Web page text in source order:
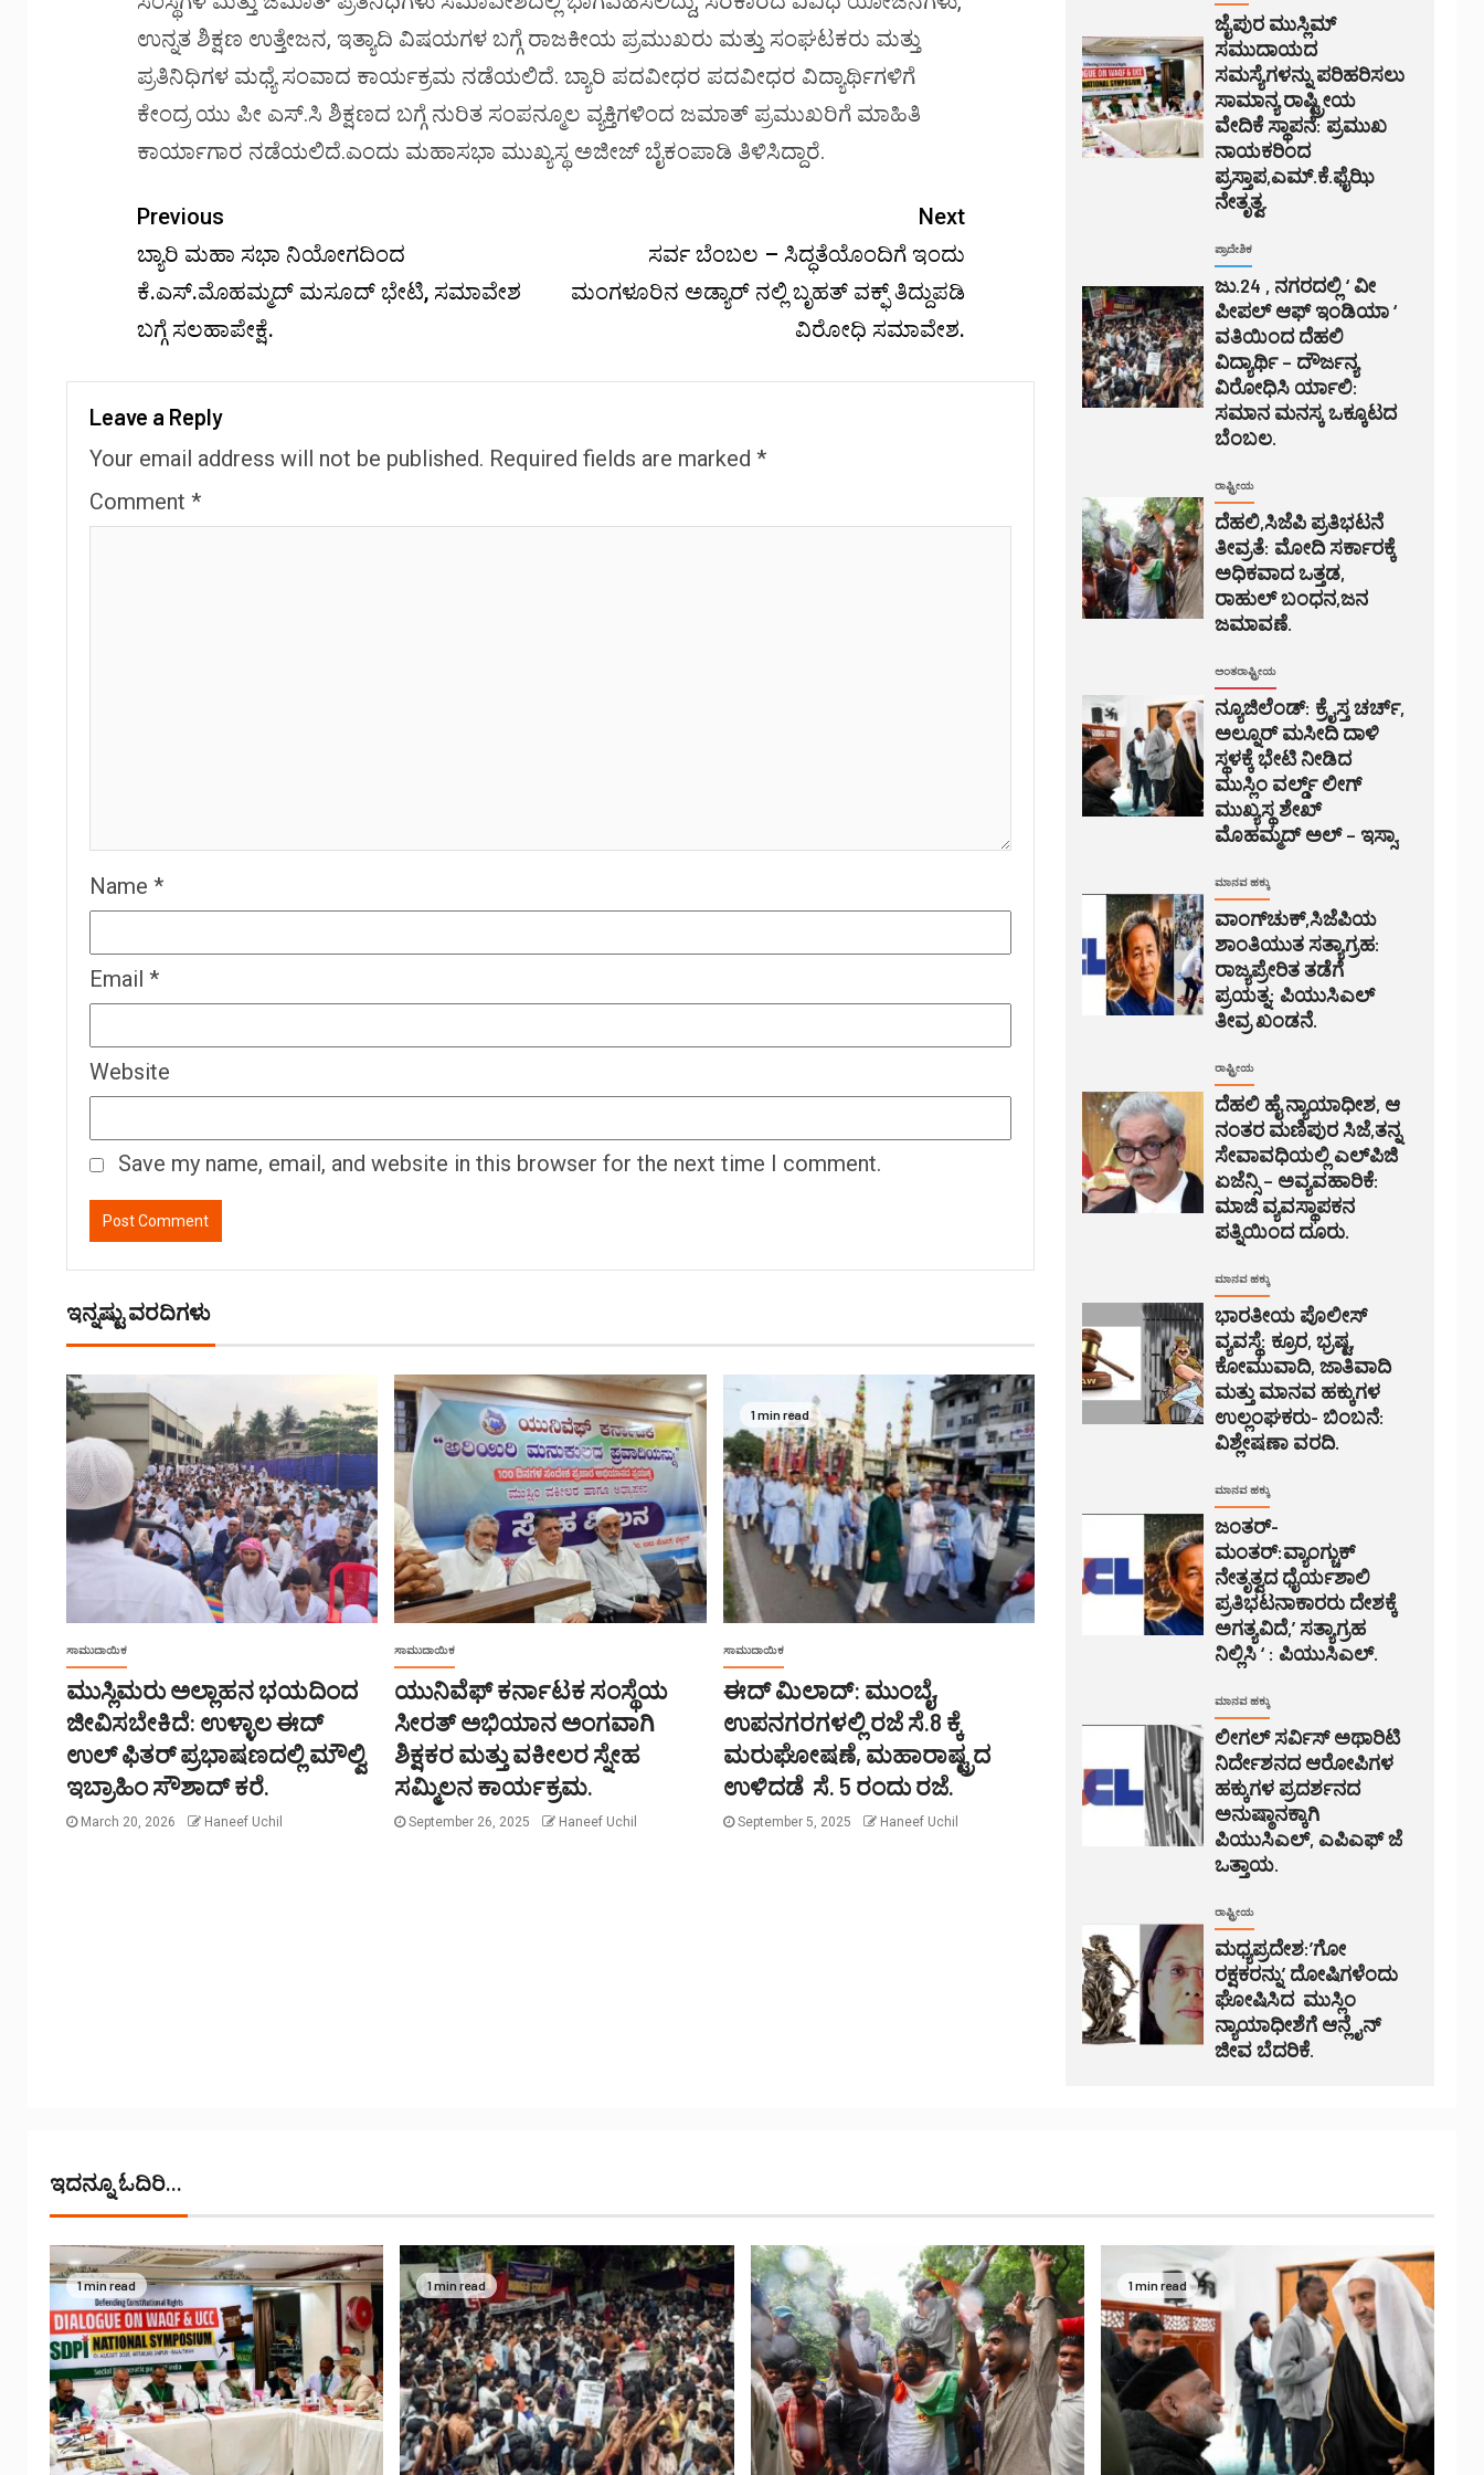
ಉನ್ನತ ಶಿಕ್ಷಣ ಉತ್ತೇಜನ, ಇತ್ಯಾದಿ ವಿಷಯಗಳ ಬಗ್ಗೆ ರಾಜಕೀಯ ಪ್ರಮುಖರು ಮತ್ತು ಸಂಘಟಕರು ಮತ್ತು
ಪ್ರತಿನಿಧಿಗಳ ಮಧ್ಯೆ ಸಂವಾದ ಕಾರ್ಯಕ್ರಮ ನಡೆಯಲಿದೆ. ಬ್ಯಾರಿ ಪದವೀಧರ ಪದವೀಧರ ವಿದ್ಯಾರ್ಥಿಗಳಿಗೆ
ಕೇಂದ್ರ ಯು ಪೀ ಎಸ್.ಸಿ ಶಿಕ್ಷಣದ ಬಗ್ಗೆ ನುರಿತ ಸಂಪನ್ಮೂಲ ವ್ಯಕ್ತಿಗಳಿಂದ ಜಮಾತ್ ಪ್ರಮುಖರಿಗೆ ಮಾಹಿತಿ
ಕಾರ್ಯಾಗಾರ ನಡೆಯಲಿದೆ.ಎಂದು ಮಹಾಸಭಾ ಮುಖ್ಯಸ್ಥ ಅಜೀಜ್ ಬೈಕಂಪಾಡಿ ತಿಳಿಸಿದ್ದಾರೆ.
Previous
ಬ್ಯಾರಿ ಮಹಾ ಸಭಾ ನಿಯೋಗದಿಂದ
ಕೆ.ಎಸ್.ಮೊಹಮ್ಮದ್ ಮಸೂದ್ ಭೇಟಿ, ಸಮಾವೇಶ
ಬಗ್ಗೆ ಸಲಹಾಪೇಕ್ಷೆ.
Next
ಸರ್ವ ಬೆಂಬಲ – ಸಿದ್ಧತೆಯೊಂದಿಗೆ ಇಂದು
ಮಂಗಳೂರಿನ ಅಡ್ಯಾರ್ ನಲ್ಲಿ ಬೃಹತ್ ವಕ್ಫ್ ತಿದ್ದುಪಡಿ
ವಿರೋಧಿ ಸಮಾವೇಶ.
Leave a Reply
Your email address will not be published. Required fields are marked *
Comment *
Name *
Email *
Website
Save my name, email, and website in this browser for the next time I comment.
ಇನ್ನಷ್ಟು ವರದಿಗಳು
ಸಾಮುದಾಯಿಕ
ಮುಸ್ಲಿಮರು ಅಲ್ಲಾಹನ ಭಯದಿಂದ
ಜೀವಿಸಬೇಕಿದೆ: ಉಳ್ಳಾಲ ಈದ್
ಉಲ್ ಫಿತರ್ ಪ್ರಭಾಷಣದಲ್ಲಿ ಮೌಲ್ವಿ
ಇಬ್ರಾಹಿಂ ಸೌಶಾದ್ ಕರೆ.
March 20, 2026 Haneef Uchil
ಸಾಮುದಾಯಿಕ
ಯುನಿವೆಫ್ ಕರ್ನಾಟಕ ಸಂಸ್ಥೆಯ
ಸೀರತ್ ಅಭಿಯಾನ ಅಂಗವಾಗಿ
ಶಿಕ್ಷಕರ ಮತ್ತು ವಕೀಲರ ಸ್ನೇಹ
ಸಮ್ಮಿಲನ ಕಾರ್ಯಕ್ರಮ.
September 26, 2025 Haneef Uchil
1 min read
ಸಾಮುದಾಯಿಕ
ಈದ್ ಮಿಲಾದ್: ಮುಂಬೈ,
ಉಪನಗರಗಳಲ್ಲಿ ರಜೆ ಸೆ.8 ಕ್ಕೆ
ಮರುಘೋಷಣೆ, ಮಹಾರಾಷ್ಟ್ರದ
ಉಳಿದಡೆ ಸೆ. 5 ರಂದು ರಜೆ.
September 5, 2025 Haneef Uchil
ಜೈಪುರ ಮುಸ್ಲಿಮ್
ಸಮುದಾಯದ
ಸಮಸ್ಯೆಗಳನ್ನು ಪರಿಹರಿಸಲು
ಸಾಮಾನ್ಯ ರಾಷ್ಟ್ರೀಯ
ವೇದಿಕೆ ಸ್ಥಾಪನೆ: ಪ್ರಮುಖ
ನಾಯಕರಿಂದ
ಪ್ರಸ್ತಾಪ,ಎಮ್.ಕೆ.ಫೈಝಿ
ನೇತೃತ್ವ.
ಪ್ರಾದೇಶಿಕ
ಜು.24 , ನಗರದಲ್ಲಿ ‘ ವೀ
ಪೀಪಲ್ ಆಫ್ ಇಂಡಿಯಾ ‘
ವತಿಯಿಂದ ದೆಹಲಿ
ವಿದ್ಯಾರ್ಥಿ – ದೌರ್ಜನ್ಯ
ವಿರೋಧಿಸಿ ರ್ಯಾಲಿ:
ಸಮಾನ ಮನಸ್ಕ ಒಕ್ಕೂಟದ
ಬೆಂಬಲ.
ರಾಷ್ಟ್ರೀಯ
ದೆಹಲಿ,ಸಿಜೆಪಿ ಪ್ರತಿಭಟನೆ
ತೀವ್ರತೆ: ಮೋದಿ ಸರ್ಕಾರಕ್ಕೆ
ಅಧಿಕವಾದ ಒತ್ತಡ,
ರಾಹುಲ್ ಬಂಧನ,ಜನ
ಜಮಾವಣೆ.
ಅಂತರಾಷ್ಟ್ರೀಯ
ನ್ಯೂಜಿಲೆಂಡ್: ಕ್ರೈಸ್ತ ಚರ್ಚ್,
ಅಲ್ನೂರ್ ಮಸೀದಿ ದಾಳಿ
ಸ್ಥಳಕ್ಕೆ ಭೇಟಿ ನೀಡಿದ
ಮುಸ್ಲಿಂ ವರ್ಲ್ಡ್ ಲೀಗ್
ಮುಖ್ಯಸ್ಥ ಶೇಖ್
ಮೊಹಮ್ಮದ್ ಅಲ್ – ಇಸ್ಸಾ.
ಮಾನವ ಹಕ್ಕು
ವಾಂಗ್‌ಚುಕ್,ಸಿಜೆಪಿಯ
ಶಾಂತಿಯುತ ಸತ್ಯಾಗ್ರಹ:
ರಾಜ್ಯಪ್ರೇರಿತ ತಡೆಗೆ
ಪ್ರಯತ್ನ: ಪಿಯುಸಿಎಲ್
ತೀವ್ರ ಖಂಡನೆ.
ರಾಷ್ಟ್ರೀಯ
ದೆಹಲಿ ಹೈ ನ್ಯಾಯಾಧೀಶ, ಆ
ನಂತರ ಮಣಿಪುರ ಸಿಜೆ,ತನ್ನ
ಸೇವಾವಧಿಯಲ್ಲಿ ಎಲ್‌ಪಿಜಿ
ಏಜೆನ್ಸಿ – ಅವ್ಯವಹಾರಿಕೆ:
ಮಾಜಿ ವ್ಯವಸ್ಥಾಪಕನ
ಪತ್ನಿಯಿಂದ ದೂರು.
ಮಾನವ ಹಕ್ಕು
ಭಾರತೀಯ ಪೊಲೀಸ್
ವ್ಯವಸ್ಥೆ: ಕ್ರೂರ, ಭ್ರಷ್ಟ,
ಕೋಮುವಾದಿ, ಜಾತಿವಾದಿ
ಮತ್ತು ಮಾನವ ಹಕ್ಕುಗಳ
ಉಲ್ಲಂಘಕರು- ಬಿಂಬನೆ:
ವಿಶ್ಲೇಷಣಾ ವರದಿ.
ಮಾನವ ಹಕ್ಕು
ಜಂತರ್-
ಮಂತರ್:ವ್ಯಾಂಗ್ಚುಕ್
ನೇತೃತ್ವದ ಧೈರ್ಯಶಾಲಿ
ಪ್ರತಿಭಟನಾಕಾರರು ದೇಶಕ್ಕೆ
ಅಗತ್ಯವಿದೆ,’ ಸತ್ಯಾಗ್ರಹ
ನಿಲ್ಲಿಸಿ ‘ : ಪಿಯುಸಿಎಲ್.
ಮಾನವ ಹಕ್ಕು
ಲೀಗಲ್ ಸರ್ವಿಸ್ ಅಥಾರಿಟಿ
ನಿರ್ದೇಶನದ ಆರೋಪಿಗಳ
ಹಕ್ಕುಗಳ ಪ್ರದರ್ಶನದ
ಅನುಷ್ಠಾನಕ್ಕಾಗಿ
ಪಿಯುಸಿಎಲ್, ಎಪಿಎಫ್ ಜೆ
ಒತ್ತಾಯ.
ರಾಷ್ಟ್ರೀಯ
ಮಧ್ಯಪ್ರದೇಶ:’ಗೋ
ರಕ್ಷಕರನ್ನು’ ದೋಷಿಗಳೆಂದು
ಘೋಷಿಸಿದ ಮುಸ್ಲಿಂ
ನ್ಯಾಯಾಧೀಶೆಗೆ ಆನ್ಲೈನ್
ಜೀವ ಬೆದರಿಕೆ.
ಇದನ್ನೂ ಓದಿರಿ...
1 min read 1 min read 1 min read